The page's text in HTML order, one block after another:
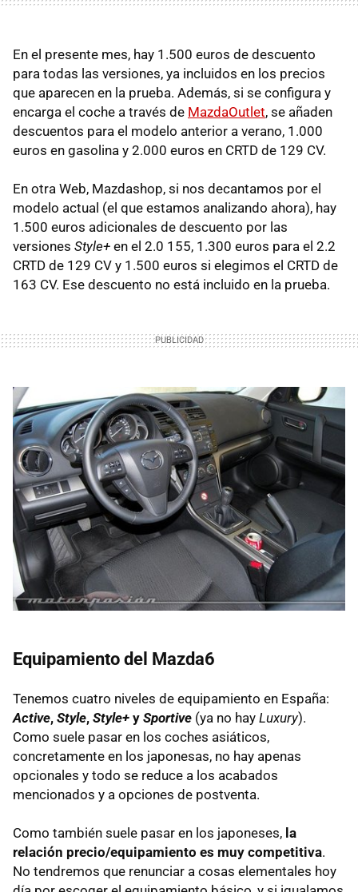
En el presente mes, hay 1.500 euros de descuento
para todas las versiones, ya incluidos en los precios
que aparecen en la prueba. Además, si se configura y
encarga el coche a través de MazdaOutlet, se añaden
descuentos para el modelo anterior a verano, 1.000
euros en gasolina y 2.000 euros en CRTD de 129 CV.
En otra Web, Mazdashop, si nos decantamos por el
modelo actual (el que estamos analizando ahora), hay
1.500 euros adicionales de descuento por las
versiones Style+ en el 2.0 155, 1.300 euros para el 2.2
CRTD de 129 CV y 1.500 euros si elegimos el CRTD de
163 CV. Ese descuento no está incluido en la prueba.
Equipamiento del Mazda6
Tenemos cuatro niveles de equipamiento en España:
Active, Style, Style+ y Sportive (ya no hay Luxury).
Como suele pasar en los coches asiáticos,
concretamente en los japonesas, no hay apenas
opcionales y todo se reduce a los acabados
mencionados y a opciones de postventa.
Como también suele pasar en los japoneses, la
relación precio/equipamiento es muy competitiva.
No tendremos que renunciar a cosas elementales hoy